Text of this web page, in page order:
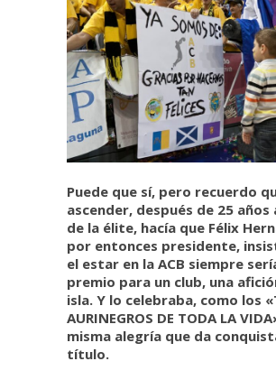
Puede que sí, pero recuerdo
ascender, después de 25 años
de la élite, hacía que Félix
por entonces presidente,
el estar en la ACB siempre
premio para un club, una
isla. Y lo celebraba, como los
AURINEGROS DE TODA LA
misma alegría que da
título.